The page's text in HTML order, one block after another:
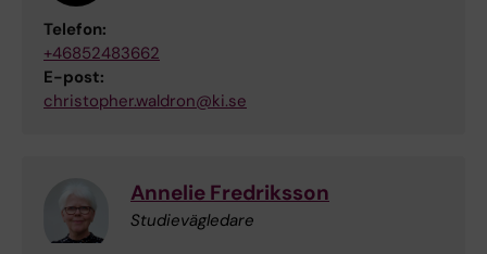
Telefon:
+46852483662
E-post:
christopher.waldron@ki.se
Annelie Fredriksson
Studievägledare